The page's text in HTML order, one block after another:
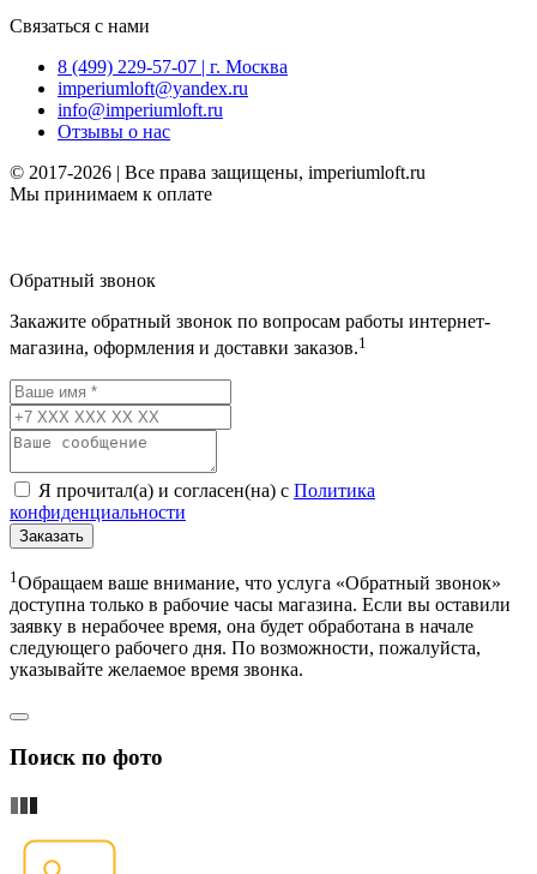
Связаться с нами
8 (499) 229-57-07 | г. Москва
imperiumloft@yandex.ru
info@imperiumloft.ru
Отзывы о нас
© 2017-2026 | Все права защищены, imperiumloft.ru
Мы принимаем к оплате
Обратный звонок
Закажите обратный звонок по вопросам работы интернет-
магазина, оформления и доставки заказов.1
Я прочитал(а) и согласен(на) с Политика
конфиденциальности
Заказать
1 Обращаем ваше внимание, что услуга «Обратный звонок»
доступна только в рабочие часы магазина. Если вы оставили
заявку в нерабочее время, она будет обработана в начале
следующего рабочего дня. По возможности, пожалуйста,
указывайте желаемое время звонка.
Поиск по фото